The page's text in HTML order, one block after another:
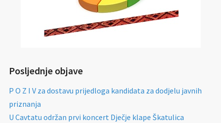
Posljednje objave
P O Z I V za dostavu prijedloga kandidata za dodjelu javnih
priznanja
U Cavtatu održan prvi koncert Dječje klape Škatulica